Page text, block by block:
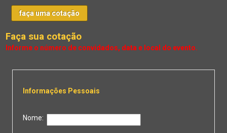
faça uma cotação
Faça sua cotação
Informações Pessoais
Nome: